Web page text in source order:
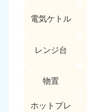
電気ケトル
レンジ台
物置
ホットプレ